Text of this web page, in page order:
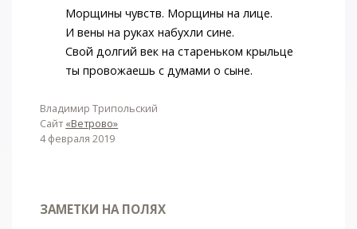
Морщины чувств. Морщины на лице.
И вены на руках набухли сине.
Свой долгий век на стареньком крыльце
ты провожаешь с думами о сыне.
Владимир Трипольский
Сайт«Ветрово»
4 февраля 2019
ЗАМЕТКИ НА ПОЛЯХ